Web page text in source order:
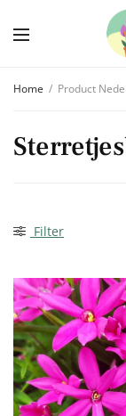
Home / Product
Filter